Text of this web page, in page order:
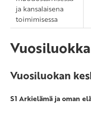
ja kansalaisena
toimimisessa
Vuosiluokan
S1 Arkielämä ja oman